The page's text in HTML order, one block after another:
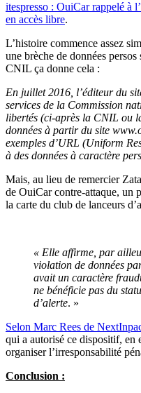
itespresso : OuiCar rappelé à
en accès libre.
L’histoire commence assez
une brèche de données
CNIL ça donne cela :
En juillet 2016, l’éditeur du
services de la Commission
libertés (ci-après la CNIL ou
données à partir du site
exemples d’URL (Uniform
à des données à caractère
Mais, au lieu de remercier
de OuiCar contre-attaque, un
la carte du club de lanceurs
« Elle affirme, par
violation de données
avait un caractère
ne bénéficie pas du
d’alerte. »
Selon Marc Rees de
qui a autorisé ce dispositif, en
organiser l’irresponsabilité
Conclusion :